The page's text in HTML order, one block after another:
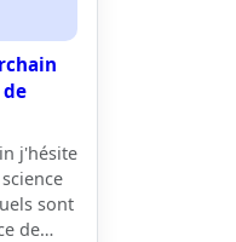
j'hésite
sont
de…